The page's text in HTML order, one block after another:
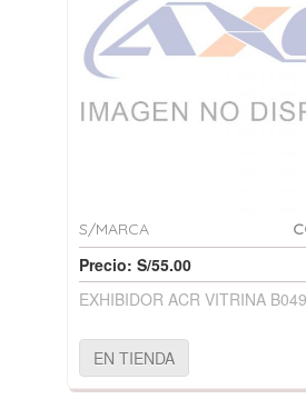
S/MARCA
Precio: S/55.00
EXHIBIDOR ACR VITRINA
EN TIENDA